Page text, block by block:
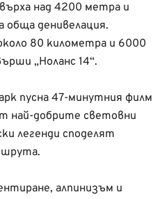
над 4200 метра и
денивелация.
80 километра и 6000
„Ноланс 14“.
пусна 47-минутния филм
най-добрите световни
легенди споделят
алпинизъм и